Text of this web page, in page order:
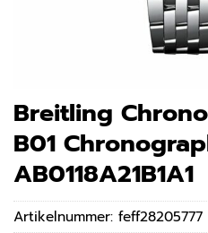
Breitling
B01
AB0118A21B1A1
Artikelnummer: feff28205777